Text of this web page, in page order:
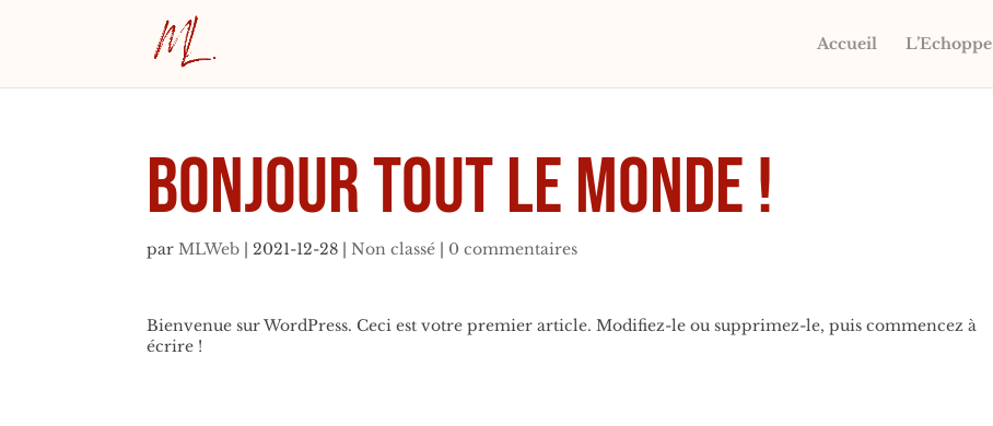
Accueil L’Echoppe
Bonjour tout le monde !
parMLWeb |2021-12-28 |Non classé | 0 commentaires
Bienvenue sur WordPress. Ceci est votre premier article. Modifiez-le ou supprimez-le, puis commencez à
écrire !